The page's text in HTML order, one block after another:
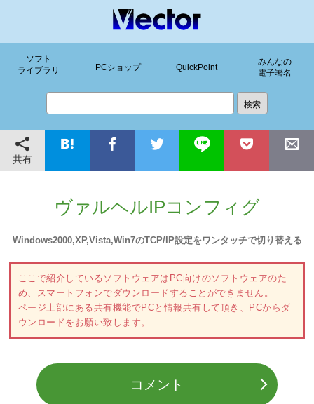
ソフト
ライブラリ
PCショップ QuickPoint
みんなの
電子署名
共有
ヴァルヘルIPコンフィグ
Windows2000,XP,Vista,Win7のTCP/IP設定をワンタッチで切り替える
ここで紹介しているソフトウェアはPC向けのソフトウェアのた
め、スマートフォンでダウンロードすることができません。
ページ上部にある共有機能でPCと情報共有して頂き、PCからダ
ウンロードをお願い致します。
コメント